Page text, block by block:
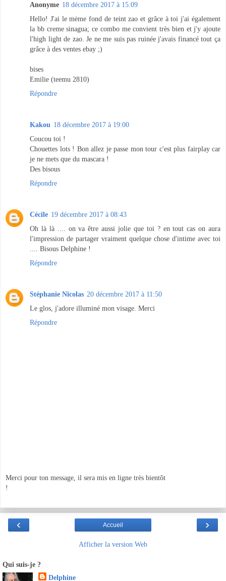
Anonyme 18 décembre 2017 à 15:09
Hello! J'ai le mėme fond de teint zao et grâce à toi j'ai également
la bb creme sinagua; ce combo me convient très bien et j'y ajoute
l'high light de zao. Je ne me suis pas ruinée j'avais financé tout ça
grâce à des ventes ebay ;)
bises
Emilie (teemu 2810)
Répondre
Kakou 18 décembre 2017 à 19:00
Coucou toi !
Chouettes lots ! Bon allez je passe mon tour c'est plus fairplay car
je ne mets que du mascara !
Des bisous
Répondre
Cécile 19 décembre 2017 à 08:43
Oh là là .... on va être aussi jolie que toi ? en tout cas on aura
l'impression de partager vraiment quelque chose d'intime avec toi
.... Bisous Delphine !
Répondre
Stéphanie Nicolas 20 décembre 2017 à 11:50
Le glos, j'adore illuminé mon visage. Merci
Répondre
Merci pour ton message, il sera mis en ligne très bientôt
!
‹ ›
Accueil
Afficher la version Web
Qui suis-je ?
Delphine